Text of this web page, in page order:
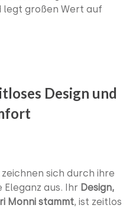
legt großen Wert auf
Design und
zeichnen sich durch ihre
aus. Ihr Design,
Monni stammt, ist zeitlos